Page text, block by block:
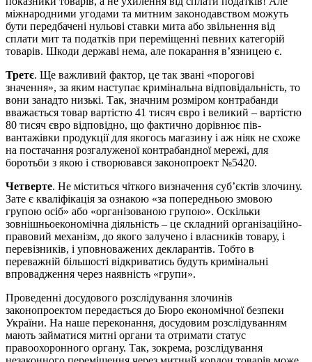
міжнародними угодами та митним законодавством можуть
бути передбачені нульові ставки мита або звільнення від
сплати мит та податків при переміщенні певних категорій
товарів. Шкоди державі нема, але покарання в’язницею є.
Третє. Ще важливий фактор, це так звані «порогові
значення», за яким наступає кримінальна відповідальність, то
вони занадто низькі. Так, значним розміром контрабанди
вважається товар вартістю 41 тисяч євро і великий – вартістю
80 тисяч євро відповідно, що фактично дорівнює пів-
вантажівки продукції для якогось магазину і аж ніяк не схоже
на постачання розгалуженої контрабандної мережі, для
боротьби з якою і створювався законопроект №5420.
Четверте. Не міститься чіткого визначення суб’єктів злочину.
Зате є кваліфікація за ознакою «за попередньою змовою
групою осіб» або «організованою групою». Оскільки
зовнішньоекономічна діяльність – це складний організаційно-
правовий механізм, до якого залучено і власників товару, і
перевізників, і уповноважених декларантів. Тобто в
переважній більшості відкриватись будуть кримінальні
впровадження через наявність «групи».
Проведенні досудового розслідування злочинів
законопроектом передається до Бюро економічної безпеки
України. На наше переконання, досудовим розслідуванням
мають займатися митні органи та отримати статус
правоохоронного органу. Так, зокрема, розслідування